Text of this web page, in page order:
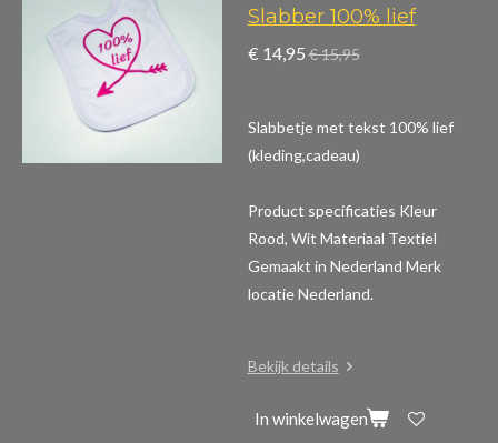
Slabber 100% lief
€ 14,95 € 15,95
Slabbetje met tekst 100% lief
(kleding,cadeau)
Product specificaties Kleur
Rood, Wit Materiaal Textiel
Gemaakt in Nederland Merk
locatie Nederland.
Bekijk details
In winkelwagen